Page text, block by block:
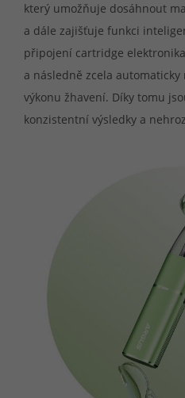
který umožňuje dosáhnout
a dále zajišťuje funkci
připojení cartridge
a následně zcela
výkonu žhavení. Díky tomu
konzistentní výsledky a